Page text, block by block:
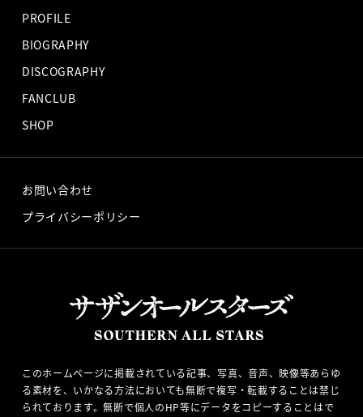
このホームページに掲載されている記事、写真、音声、映像等あらゆ
る素材を、いかなる方法においても無断で複写・転載することは禁じ
られております。無断で個人のHP等にデータをコピーすることはで
PROFILE
BIOGRAPHY
DISCOGRAPHY
FANCLUB
SHOP
お問い合わせ
プライバシーポリシー